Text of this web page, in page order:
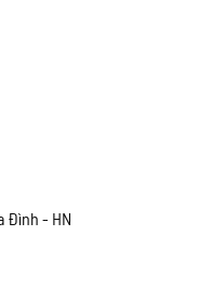
Đình - HN